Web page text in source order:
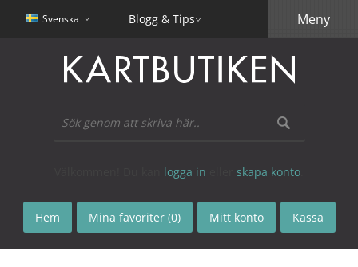
Svenska Blogg & Tips
logga in skapa konto
Hem Mina favoriter (0) Mitt konto Kassa
Meny